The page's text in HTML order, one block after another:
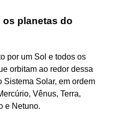
planetas do
por um Sol e todos os
orbitam ao redor dessa
Sistema Solar, em ordem
Vênus, Terra,
e Netuno.